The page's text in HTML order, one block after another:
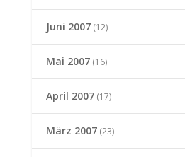
Juni 2007(12)
Mai 2007(16)
April 2007(17)
März 2007(23)